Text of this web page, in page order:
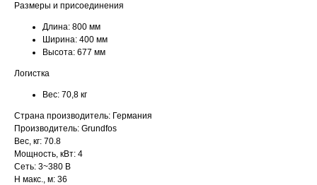
Размеры и присоединения
Длина: 800 мм
Ширина: 400 мм
Высота: 677 мм
Логистка
Вес: 70,8 кг
Страна производитель: Германия
Производитель: Grundfos
Вес, кг: 70.8
Мощность, кВт: 4
Сеть: 3~380 В
H макс., м: 36